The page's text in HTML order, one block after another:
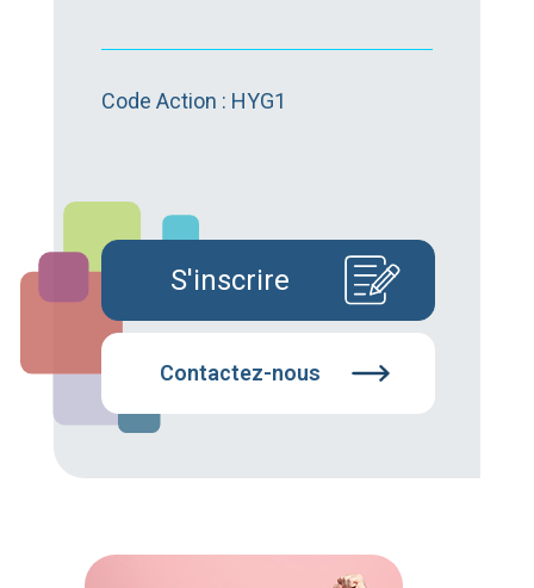
Code Action : HYG1
S'inscrire
Contactez-nous